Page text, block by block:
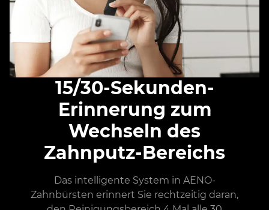
15/30-Sekunden-
Erinnerung zum
Wechseln des
Zahnputz-Bereichs
Das intelligente System in AENO-
Zahnbürsten erinnert Sie rechtzeitig daran,